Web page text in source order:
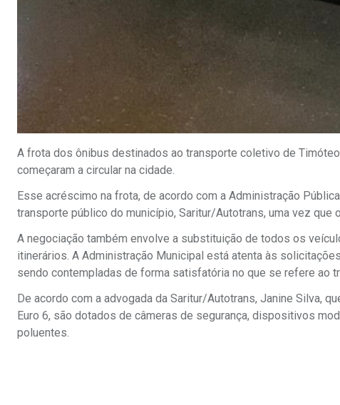
A frota dos ônibus destinados ao transporte coletivo de
começaram a circular na cidade.
Esse acréscimo na frota, de acordo com a Administração
transporte público do município, Saritur/Autotrans, uma vez
A negociação também envolve a substituição de todos os
itinerários. A Administração Municipal está atenta às
sendo contempladas de forma satisfatória no que se refere ao
De acordo com a advogada da Saritur/Autotrans, Janine Silva,
Euro 6, são dotados de câmeras de segurança, dispositivos
poluentes.